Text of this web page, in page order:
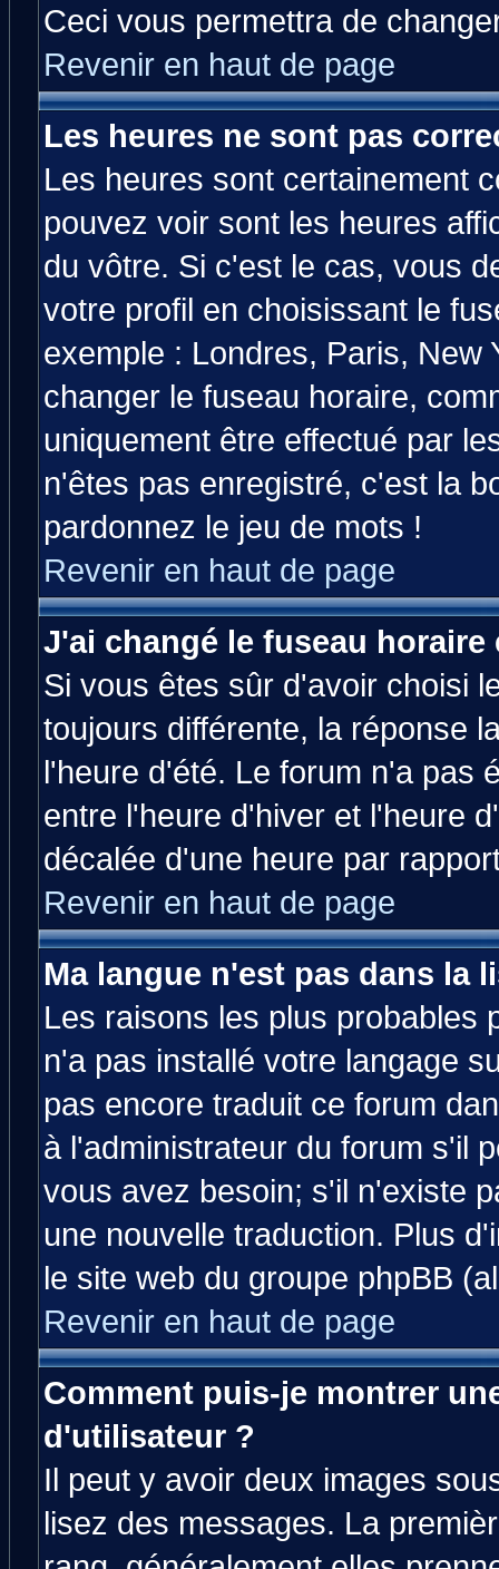
Ceci vous permettra de
Revenir en haut de page
Les heures ne sont pas
Les heures sont certainement
pouvez voir sont les heures
du vôtre. Si c'est le cas, vous
votre profil en choisissant le
exemple : Londres, Paris, New
changer le fuseau horaire,
uniquement être effectué par
n'êtes pas enregistré, c'est la
pardonnez le jeu de mots !
Revenir en haut de page
J'ai changé le fuseau
Si vous êtes sûr d'avoir choisi
toujours différente, la réponse
l'heure d'été. Le forum n'a pas
entre l'heure d'hiver et l'heure
décalée d'une heure par
Revenir en haut de page
Ma langue n'est pas dans la
Les raisons les plus probables
n'a pas installé votre langage
pas encore traduit ce forum
à l'administrateur du forum s'il
vous avez besoin; s'il n'existe
une nouvelle traduction. Plus
le site web du groupe phpBB
Revenir en haut de page
Comment puis-je montrer
d'utilisateur ?
Il peut y avoir deux images
lisez des messages. La